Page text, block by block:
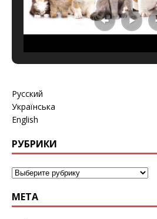
Русский
Українська
English
РУБРИКИ
МЕТА